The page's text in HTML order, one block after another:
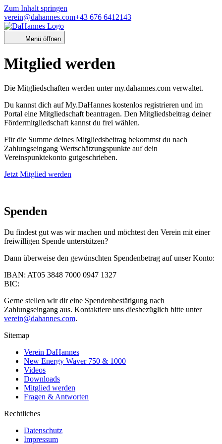
Zum Inhalt springen
verein@dahannes.com+43 676 6412143
Menü öffnen
Mitglied werden
Die Mitgliedschaften werden unter my.dahannes.com verwaltet.
Du kannst dich auf My.DaHannes kostenlos registrieren und im
Portal eine Mitgliedschaft beantragen. Den Mitgliedsbeitrag deiner
Fördermitgliedschaft kannst du frei wählen.
Für die Summe deines Mitgliedsbeitrag bekommst du nach
Zahlungseingang Wertschätzungspunkte auf dein
Vereinspunktekonto gutgeschrieben.
Jetzt Mitglied werden
Spenden
Du findest gut was wir machen und möchtest den Verein mit einer
freiwilligen Spende unterstützen?
Dann überweise den gewünschten Spendenbetrag auf unser Konto:
IBAN: AT05 3848 7000 0947 1327
BIC:
Gerne stellen wir dir eine Spendenbestätigung nach
Zahlungseingang aus. Kontaktiere uns diesbezüglich bitte unter
verein@dahannes.com.
Sitemap
Verein DaHannes
New Energy Waver 750 & 1000
Videos
Downloads
Mitglied werden
Fragen & Antworten
Rechtliches
Datenschutz
Impressum